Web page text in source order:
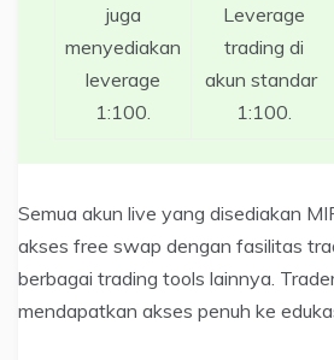
juga
menyediakan
leverage
1:100.
Leverage
trading di
akun standar
1:100.
Semua akun live yang disediakan
akses free swap dengan fasilitas
berbagai trading tools lainnya.
mendapatkan akses penuh ke